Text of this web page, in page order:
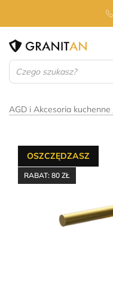
Wyszukiwarka
produktów
AGD i Akcesoria kuchenne
OSZCZĘDZASZ
RABAT: 80 ZŁ